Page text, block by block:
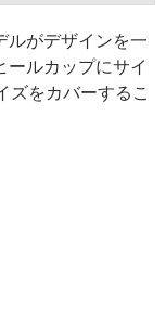
ルがデザインを一
ルカップにサイ
ズをカバーするこ